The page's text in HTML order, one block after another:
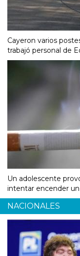
Cayeron varios
trabajó personal de
Un adolescente
intentar encender
NACIONALES